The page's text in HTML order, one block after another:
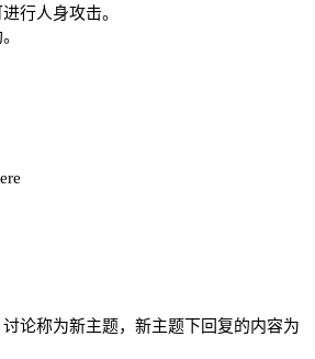
行人身攻击。
论称为新主题，新主题下回复的内容为